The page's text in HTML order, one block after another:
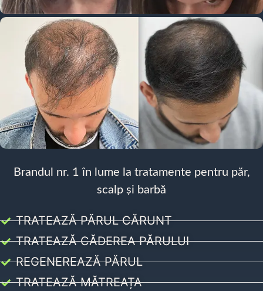
Brandul nr. 1 în lume la tratamente pentru păr,
scalp și barbă
TRATEAZĂ PĂRUL CĂRUNT
TRATEAZĂ CĂDEREA PĂRULUI
REGENEREAZĂ PĂRUL
TRATEAZĂ MĂTREAȚA